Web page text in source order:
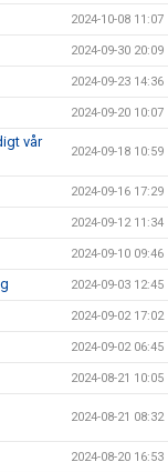
2024-10-08 11:07
2024-09-30 20:09
2024-09-23 14:36
2024-09-20 10:07
vår
2024-09-18 10:59
2024-09-16 17:29
2024-09-12 11:34
2024-09-10 09:46
2024-09-03 12:45
2024-09-02 17:02
2024-09-02 06:45
2024-08-21 10:05
2024-08-21 08:32
2024-08-20 16:53